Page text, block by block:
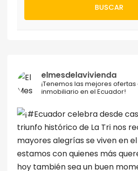
BUSCAR
elmesdelavivienda
¡Tenemos las mejores
inmobiliario en el Ecuador!